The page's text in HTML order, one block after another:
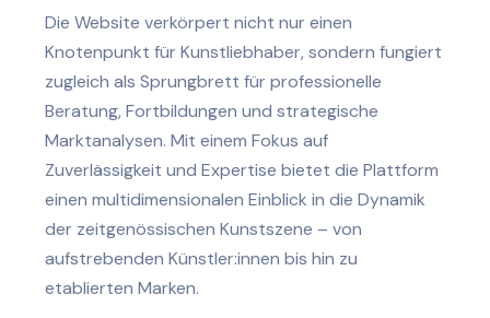
Die Website verkörpert nicht nur einen
Knotenpunkt für Kunstliebhaber, sondern fungiert
zugleich als Sprungbrett für professionelle
Beratung, Fortbildungen und strategische
Marktanalysen. Mit einem Fokus auf
Zuverlässigkeit und Expertise bietet die Plattform
einen multidimensionalen Einblick in die Dynamik
der zeitgenössischen Kunstszene – von
aufstrebenden Künstler:innen bis hin zu
etablierten Marken.